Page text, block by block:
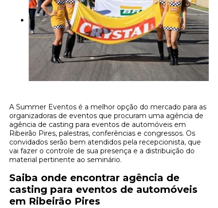
A Summer Eventos é a melhor opção do mercado para as
organizadoras de eventos que procuram uma agência de
agência de casting para eventos de automóveis em
Ribeirão Pires, palestras, conferências e congressos. Os
convidados serão bem atendidos pela recepcionista, que
vai fazer o controle de sua presença e a distribuição do
material pertinente ao seminário.
Saiba onde encontrar agência de
casting para eventos de automóveis
em Ribeirão Pires